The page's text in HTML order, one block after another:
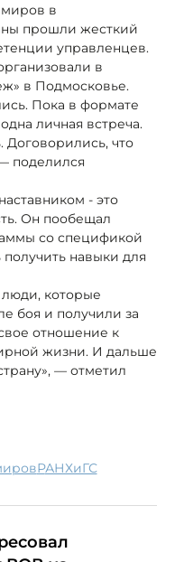
в
прошли жесткий
управленцев.
в
в Подмосковье.
Пока в формате
личная встреча.
Договорились, что
поделился
- это
Он пообещал
со спецификой
навыки для
которые
боя и получили за
отношение к
жизни. И дальше
— отметил
РАНХиГС